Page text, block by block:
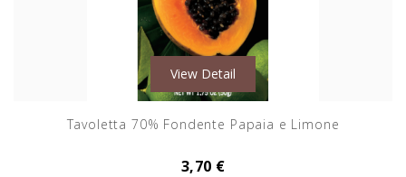
View Detail
Tavoletta 70% Fondente Papaia e Limone
3,70 €